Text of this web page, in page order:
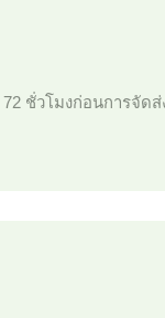
ชั่วโมงก่อนการจัด